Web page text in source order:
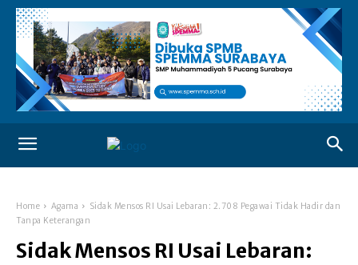
Home Agama
Sidak Mensos RI Usai Lebaran: 2.708 Pegawai Tidak Hadir dan
Tanpa Keterangan
Sidak Mensos RI Usai Lebaran: